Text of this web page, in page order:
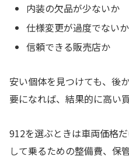
内装の欠品が少ないか
仕様変更が過度でないか
信頼できる販売店か
安い個体を見つけても、後
要になれば、結果的に高い
912を選ぶときは車両価格
して乗るための整備費、保